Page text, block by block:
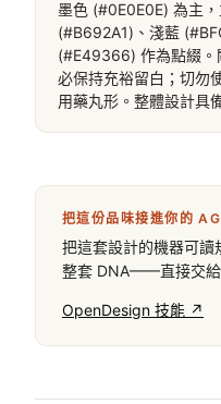
墨色 (#0E0E0E) 為主
(#B692A1)、淺藍
(#E49366) 作為點綴。
必保持充裕留白；切
用藥丸形。整體設計具
把這份品味接進你的
把這套設計的機器可
整套 DNA——直接交給
OpenDesign 技能 ↗